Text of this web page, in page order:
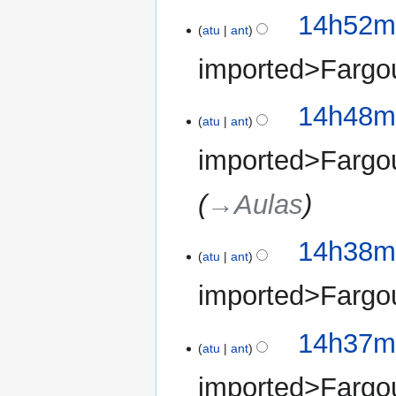
atu ant
atu ant
→‎Aulas
atu ant
atu ant